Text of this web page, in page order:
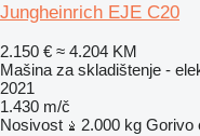
Jungheinrich EJE C20
2.150 € ≈ 4.204 KM
Mašina za skladištenje -
2021
1.430 m/č
Nosivost
2.000 kg Gorivo